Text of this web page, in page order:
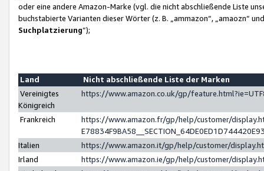
oder eine andere Amazon-Marke (vgl. die nicht abschließende Liste
buchstabierte Varianten dieser Wörter (z. B. „ammazon“, „amaozn“
Suchplatzierung”);
Land
Nicht abschließende Liste der Marken
Vereinigtes
Königreich
https://www.amazon.co.uk/gp/
Frankreich
https://www.amazon.fr/gp/help/customer/
Italien
https://www.amazon.it/gp/help/customer/
Irland
https://www.amazon.ie/gp/help/customer/